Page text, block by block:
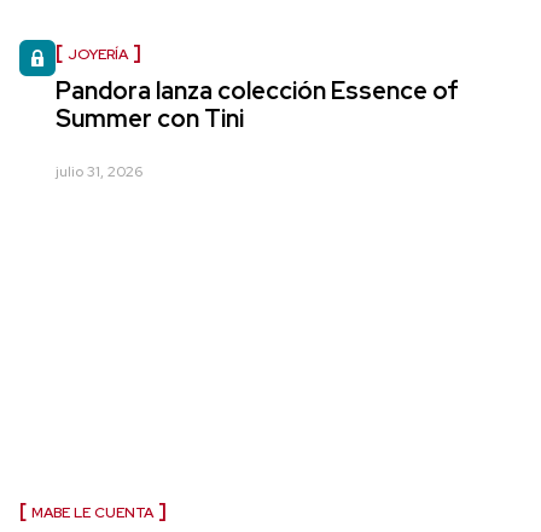
JOYERÍA
Pandora lanza colección Essence of
Summer con Tini
julio 31, 2026
MABE LE CUENTA